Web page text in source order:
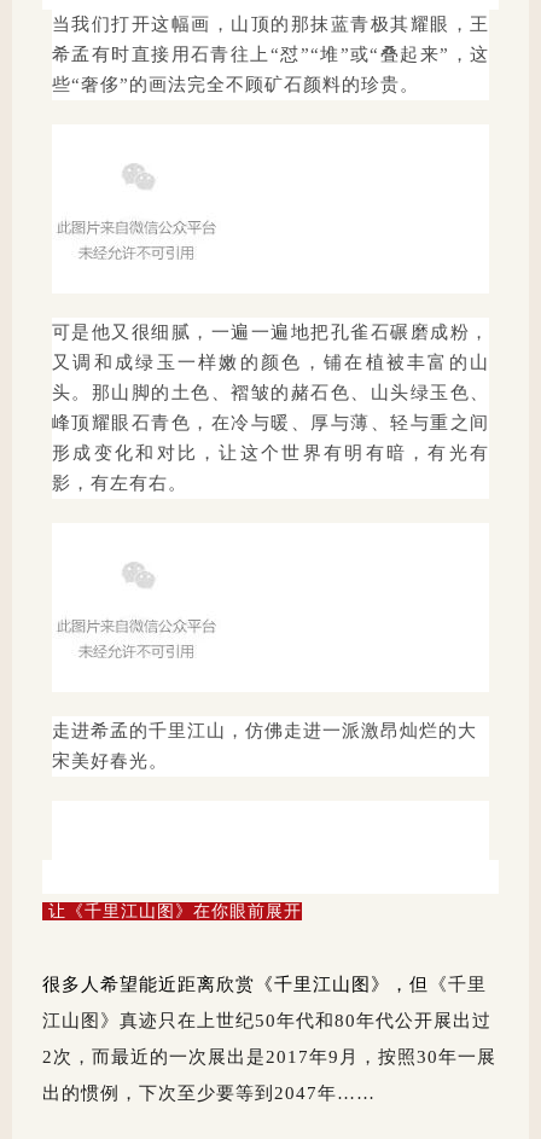
当我们打开这幅画，山顶的那抹蓝青极其耀眼，王
希孟有时直接用石青往上“怼”“堆”或“叠起来”，这
些“奢侈”的画法完全不顾矿石颜料的珍贵。
可是他又很细腻，一遍一遍地把孔雀石碾磨成粉，
又调和成绿玉一样嫩的颜色，铺在植被丰富的山
头。那山脚的土色、褶皱的赭石色、山头绿玉色、
峰顶耀眼石青色，在冷与暖、厚与薄、轻与重之间
形成变化和对比，让这个世界有明有暗，有光有
影，有左有右。
走进希孟的千里江山，仿佛走进一派激昂灿烂的大
宋美好春光。
让《千里江山图》在你眼前展开
很多人希望能近距离欣赏《千里江山图》，但
《千里
江山图》真迹只在上世纪50年代和80年代公开展出过
2次，而最近的一次展出是2017年9月，按照30年一展
出的惯例，下次至少要等到2047年……